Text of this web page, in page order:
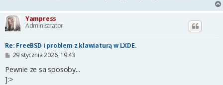
Yampress
Administrator
Re: FreeBSD i problem z klawiaturą w LXDE.
P
s
29 stycznia 2026, 19:43
Pewnie ze sa sposoby...
]:>